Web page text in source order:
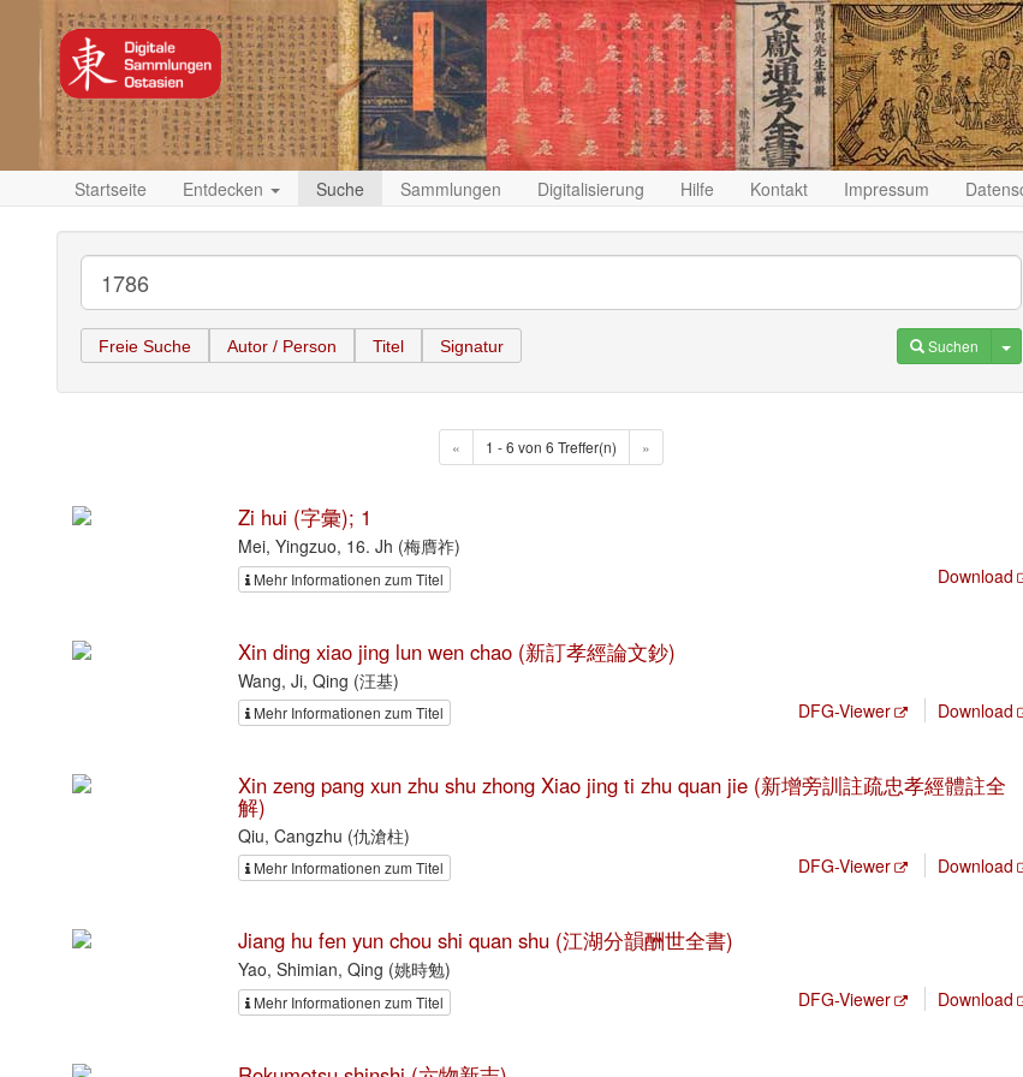
Startseite Entdecken Suche Sammlungen Digitalisierung Hilfe Kontakt Impressum
Freie Suche Autor / Person Titel Signatur Suchen
« 1 - 6 von 6 Treffer(n) »
Zi hui (字彙); 1
Mei, Yingzuo, 16. Jh (梅膺祚)
Mehr Informationen zum Titel Download
Xin ding xiao jing lun wen chao (新訂孝經論文鈔)
Wang, Ji, Qing (汪基)
Mehr Informationen zum Titel DFG-Viewer Download
Xin zeng pang xun zhu shu zhong Xiao jing ti zhu quan jie (新增旁訓註疏忠孝經體註全
解)
Qiu, Cangzhu (仇滄柱)
Mehr Informationen zum Titel DFG-Viewer Download
Jiang hu fen yun chou shi quan shu (江湖分韻酬世全書)
Yao, Shimian, Qing (姚時勉)
Mehr Informationen zum Titel DFG-Viewer Download